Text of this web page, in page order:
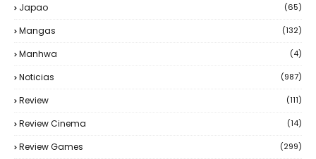
Japao (65)
Mangas (132)
Manhwa (4)
Noticias (987)
Review (111)
Review Cinema (14)
Review Games (299)